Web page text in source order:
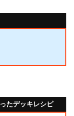
たデッキレシピ